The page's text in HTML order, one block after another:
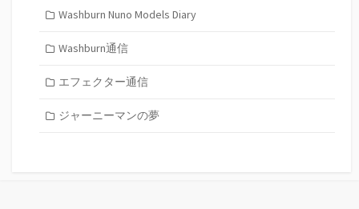
Washburn Nuno Models Diary
Washburn通信
エフェクター通信
ジャーニーマンの夢